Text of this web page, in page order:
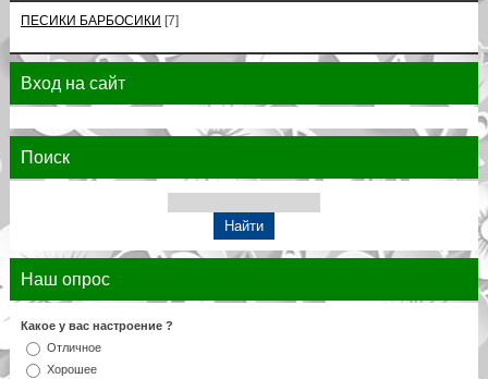
ПЕСИКИ БАРБОСИКИ [7]
Вход на сайт
Поиск
Наш опрос
Какое у вас настроение ?
Отличное
Хорошее